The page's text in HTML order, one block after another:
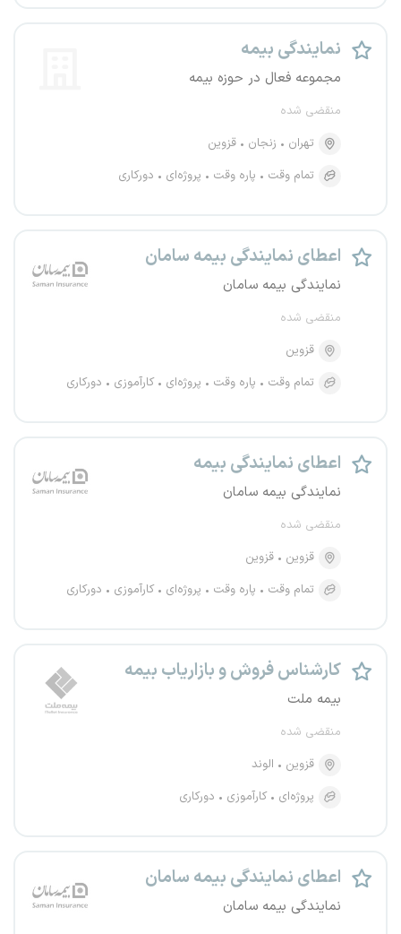
نمایندگی بیمه
مجموعه فعال در حوزه بیمه
منقضی شده
تهران
زنجان
قزوین
تمام وقت
پاره وقت پروژه‌ای دورکاری
اعطای نمایندگی بیمه سامان
نمایندگی بیمه سامان
منقضی شده
قزوین
تمام وقت
پاره وقت پروژه‌ای کارآموزی دورکاری
اعطای نمایندگی بیمه
نمایندگی بیمه سامان
منقضی شده
قزوین
قزوین
تمام وقت
پاره وقت پروژه‌ای کارآموزی دورکاری
کارشناس فروش و بازاریاب بیمه
بیمه ملت
منقضی شده
قزوین
الوند
پروژه‌ای
کارآموزی دورکاری
اعطای نمایندگی بیمه سامان
نمایندگی بیمه سامان